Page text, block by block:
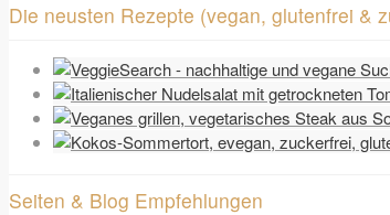
Die neusten Rezepte (vegan, glutenfrei &
Seiten & Blog Empfehlungen